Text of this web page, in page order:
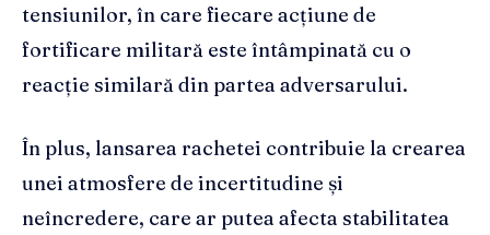
tensiunilor, în care fiecare acțiune de
fortificare militară este întâmpinată cu o
reacție similară din partea adversarului.
În plus, lansarea rachetei contribuie la crearea
unei atmosfere de incertitudine și
neîncredere, care ar putea afecta stabilitatea